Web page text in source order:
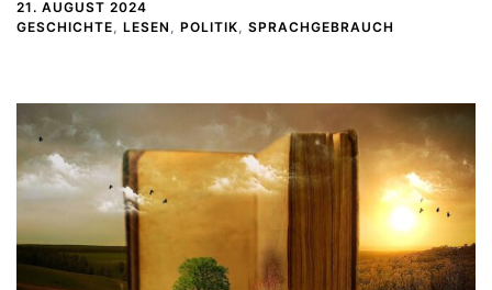
21. AUGUST 2024
GESCHICHTE
LESEN POLITIK SPRACHGEBRAUCH